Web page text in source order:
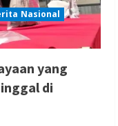
Nasional
yang
di